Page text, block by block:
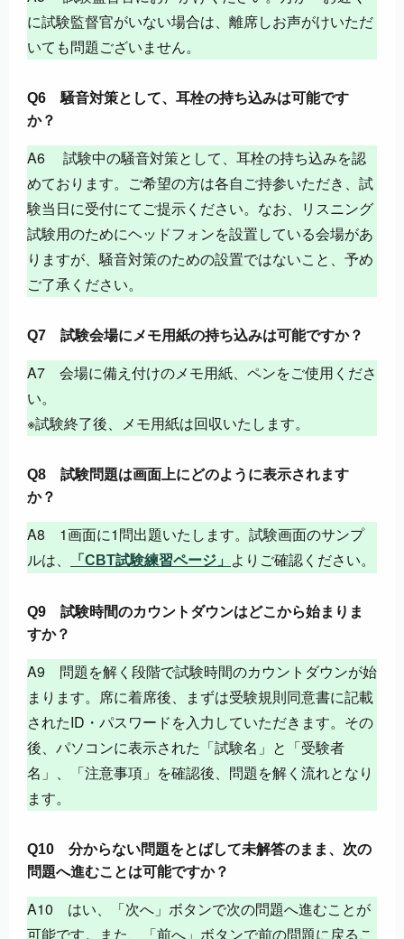
に試験監督官がいない場合は、離席しお声がけいただ
いても問題ございません。
Q6 騒音対策として、耳栓の持ち込みは可能です
か？
A6 試験中の騒音対策として、耳栓の持ち込みを認
めております。ご希望の方は各自ご持参いただき、試
験当日に受付にてご提示ください。なお、リスニング
試験用のためにヘッドフォンを設置している会場があ
りますが、騒音対策のための設置ではないこと、予め
ご了承ください。
Q7 試験会場にメモ用紙の持ち込みは可能ですか？
A7 会場に備え付けのメモ用紙、ペンをご使用くださ
い。
※試験終了後、メモ用紙は回収いたします。
Q8 試験問題は画面上にどのように表示されます
か？
A8 1画面に1問出題いたします。試験画面のサンプ
ルは、
「CBT試験練習ページ」 よりご確認ください。
Q9 試験時間のカウントダウンはどこから始まりま
すか？
A9 問題を解く段階で試験時間のカウントダウンが始
まります。席に着席後、まずは受験規則同意書に記載
されたID・パスワードを入力していただきます。その
後、パソコンに表示された「試験名」と「受験者
名」、「注意事項」を確認後、問題を解く流れとなり
ます。
Q10 分からない問題をとばして未解答のまま、次の
問題へ進むことは可能ですか？
A10 はい、「次へ」ボタンで次の問題へ進むことが
可能です。また、「前へ」ボタンで前の問題に戻るこ